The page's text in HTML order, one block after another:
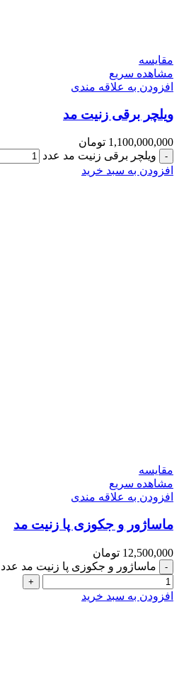
مقایسه
مشاهده سریع
افزودن به علاقه مندی
ویلچر برقی زنیت مد
1,100,000,000 تومان
ویلچر برقی زنیت مد عدد
افزودن به سبد خرید
مقایسه
مشاهده سریع
افزودن به علاقه مندی
ماساژور و جکوزی پا زنیت مد
12,500,000 تومان
ماساژور و جکوزی پا زنیت مد عدد
افزودن به سبد خرید